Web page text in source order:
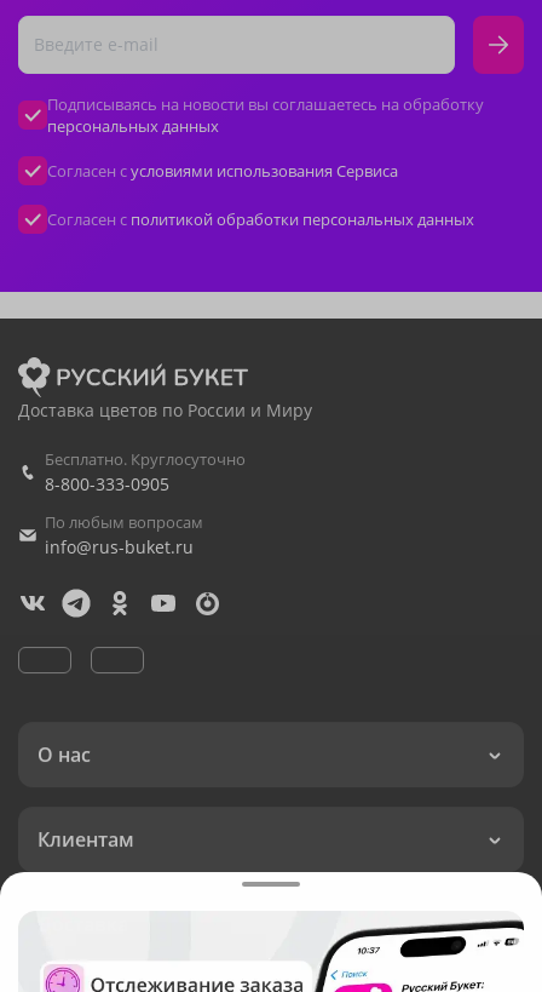
Подписываясь на новости вы соглашаетесь на обработку
персональных данных
Согласен сусловиями использования Сервиса
Согласен с политикой обработки персональных данных
Доставка цветов по России и Миру
Бесплатно. Круглосуточно
8-800-333-0905
По любым вопросам
info@rus-buket.ru
О нас
Клиентам